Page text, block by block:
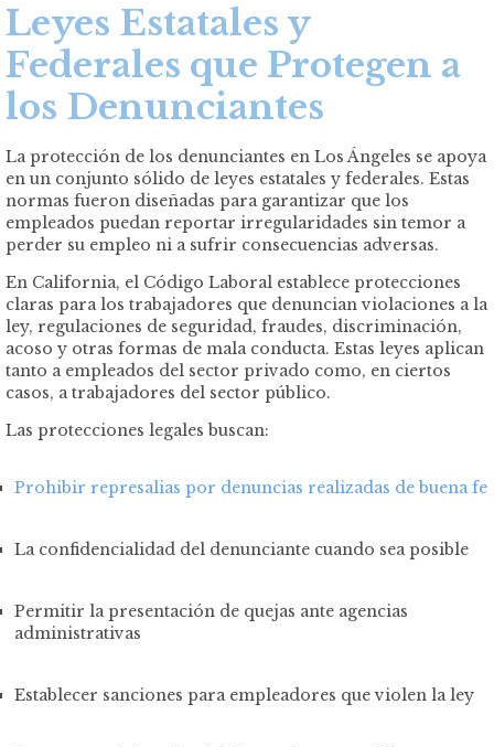
Leyes Estatales y
Federales que Protegen a
los Denunciantes
La protección de los denunciantes en Los Ángeles se apoya
en un conjunto sólido de leyes estatales y federales. Estas
normas fueron diseñadas para garantizar que los
empleados puedan reportar irregularidades sin temor a
perder su empleo ni a sufrir consecuencias adversas.
En California, el Código Laboral establece protecciones
claras para los trabajadores que denuncian violaciones a la
ley, regulaciones de seguridad, fraudes, discriminación,
acoso y otras formas de mala conducta. Estas leyes aplican
tanto a empleados del sector privado como, en ciertos
casos, a trabajadores del sector público.
Las protecciones legales buscan:
Prohibir represalias por denuncias realizadas de buena fe
La confidencialidad del denunciante cuando sea posible
Permitir la presentación de quejas ante agencias
administrativas
Establecer sanciones para empleadores que violen la ley